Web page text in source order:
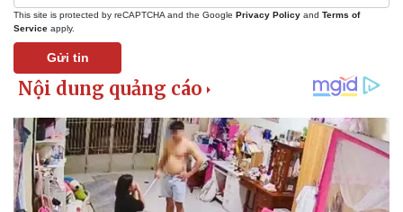
Thể thao
Bóng đá
Lịch thi đấu bóng đá
Thế giới thể thao
eSports
Hậu trường
Xe máy
Tư vấn
This site is protected by reCAPTCHA and the Google Privacy Policy and Terms of
Service apply.
Gửi tin